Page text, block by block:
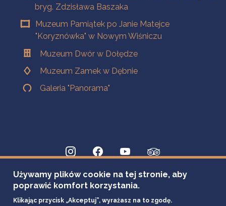
bryg. Zdzisława Baszaka
Muzeum Pamiątek po Janie Matejce
"Koryznówka" w Nowym Wiśniczu
Muzeum Dwór w Dołędze
Muzeum Zamek w Dębnie
Galeria "Panorama"
Używamy plików cookie na tej stronie, aby
poprawić komfort korzystania.
Klikając przycisk „Akceptuj”, wyrażasz na to zgodę.